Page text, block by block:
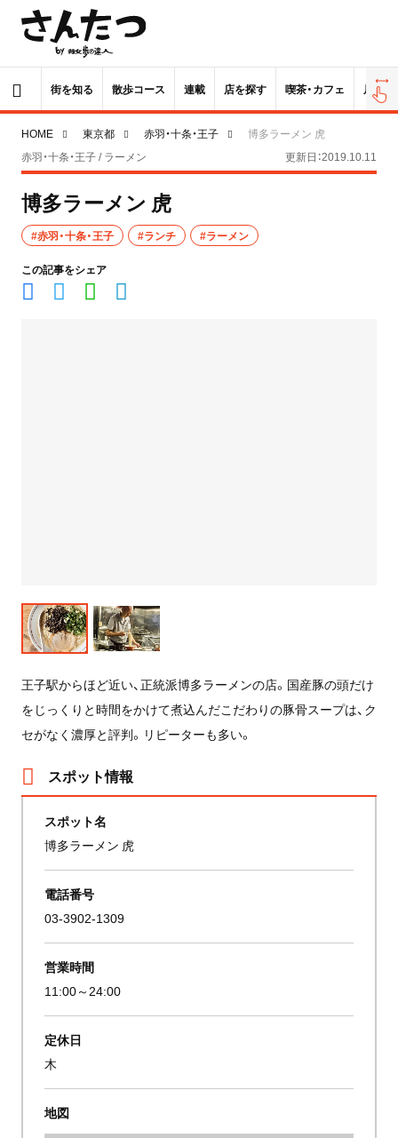
街を知る 散歩コース 連載 店を探す 喫茶・カフェ 居酒屋
HOME 東京都 赤羽・十条・王子
博多ラーメン 虎
赤羽・十条・王子 / ラーメン
更新日：2019.10.11
博多ラーメン 虎
#赤羽・十条・王子 #ランチ #ラーメン
この記事をシェア
王子駅からほど近い、正統派博多ラーメンの店。国産豚の頭だけ
をじっくりと時間をかけて煮込んだこだわりの豚骨スープは、ク
セがなく濃厚と評判。リピーターも多い。
スポット情報
スポット名
博多ラーメン 虎
電話番号
03-3902-1309
営業時間
11:00～24:00
定休日
木
地図